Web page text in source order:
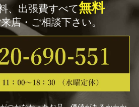
、出張費すべて無料
店・ご相談下さい。